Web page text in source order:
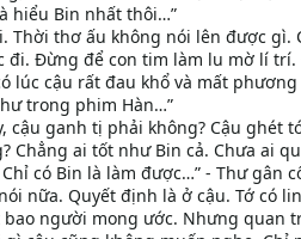
hiểu Bin nhất thôi…”
Thời thơ ấu không nói lên được
đi. Đừng để con tim làm lu mờ lí
lúc cậu rất đau khổ và mất
trong phim Hàn…”
cậu ganh tị phải không? Cậu
Chẳng ai tốt như Bin cả. Chưa ai
có Bin là làm được…” - Thư gân
nữa. Quyết định là ở cậu. Tớ có
người mong ước. Nhưng quan